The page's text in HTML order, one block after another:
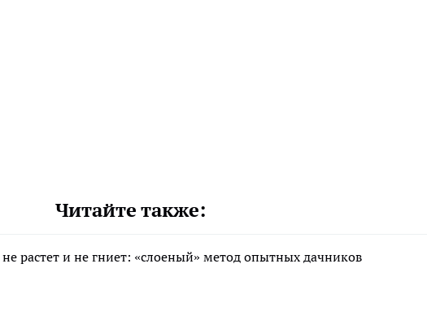
Читайте также:
растет и не гниет: «слоеный» метод опытных дачников